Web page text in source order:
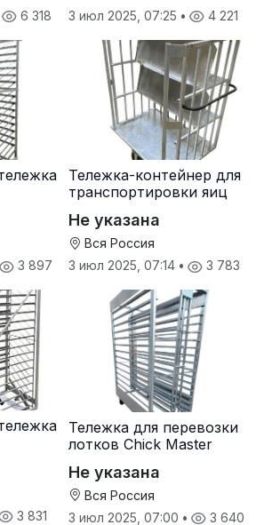
6 318
3 июл 2025, 07:25 • 4 221
3 897
Тележка-контейнер для
транспортировки яиц
Не указана
Вся Россия
3 июл 2025, 07:14 • 3 783
3 831
Тележка для перевозки
лотков Chick Master
Не указана
Вся Россия
3 июл 2025, 07:00 • 3 640